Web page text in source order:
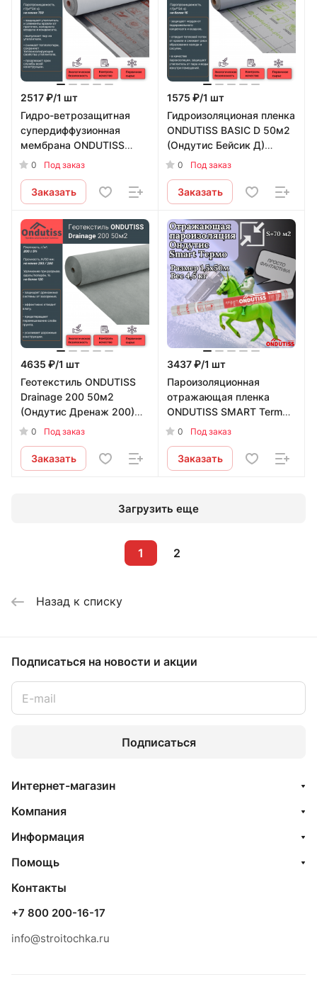
2517 ₽/1 шт
Гидро-ветрозащитная
супердиффузионная
мембрана ONDUTISS
SMART AM 30м2
Ondutiss
0 Под заказ
Заказать
1575 ₽/1 шт
Гидроизоляционая пленка
ONDUTISS BASIC D 50м2
(Ондутис Бейсик Д)
Ondutiss
0 Под заказ
Заказать
4635 ₽/1 шт
Геотекстиль ONDUTISS
Drainage 200 50м2
(Ондутис Дренаж 200)
Ondutiss
0 Под заказ
Заказать
3437 ₽/1 шт
Пароизоляционная
отражающая пленка
ONDUTISS SMART Termo
70 м2 (Ондутис Смарт
0 Под заказ
Заказать
Загрузить еще
1 2
Назад к списку
Подписаться на новости и акции
Подписаться
Интернет-магазин
Компания
Информация
Помощь
Контакты
+7 800 200-16-17
info@stroitochka.ru